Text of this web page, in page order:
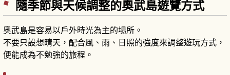
隨季節與天候調整的奧武島遊覽方式
奧武島是容易以戶外時光為主的場所。
不要只設想晴天，配合風、雨、日照的強度來調整遊玩方式，
便能成為不勉強的旅程。